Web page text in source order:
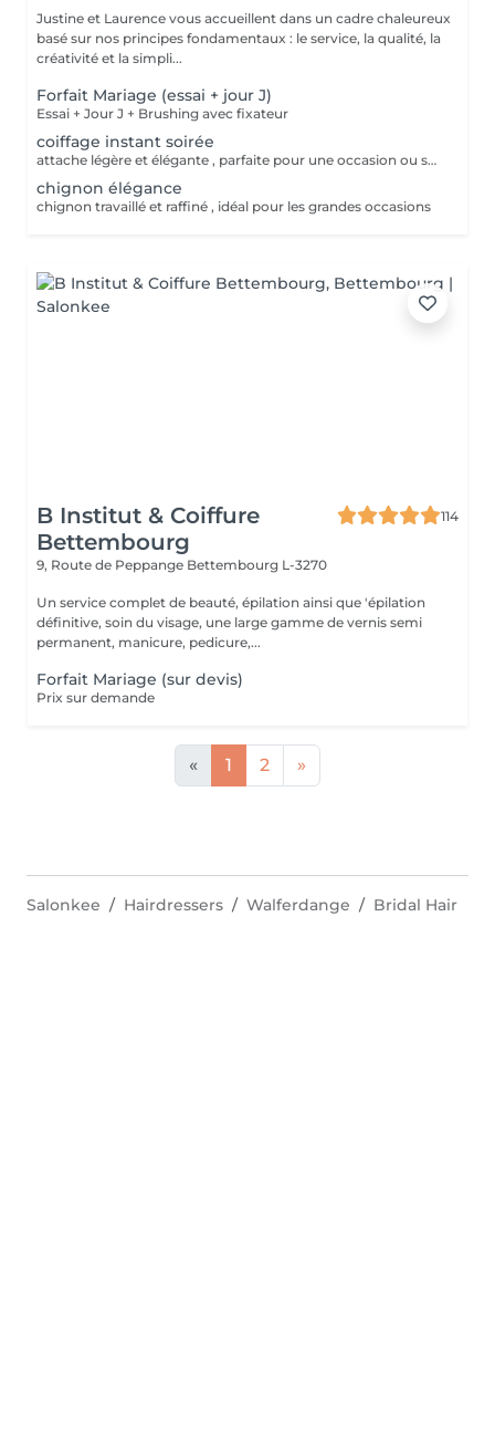
Justine et Laurence vous accueillent dans un cadre chaleureux
basé sur nos principes fondamentaux : le service, la qualité, la
créativité et la simpli...
Forfait Mariage (essai + jour J)
Essai + Jour J + Brushing avec fixateur
coiffage instant soirée
attache légère et élégante , parfaite pour une occasion ou soirée chic
chignon élégance
chignon travaillé et raffiné , idéal pour les grandes occasions
B Institut & Coiffure
Bettembourg
114
9, Route de Peppange Bettembourg L-3270
Un service complet de beauté, épilation ainsi que 'épilation
définitive, soin du visage, une large gamme de vernis semi
permanent, manicure, pedicure,...
Forfait Mariage (sur devis)
Prix sur demande
« 1 2 »
Salonkee Hairdressers Walferdange Bridal Hair